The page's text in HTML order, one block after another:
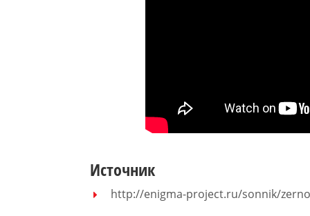
Источник
http://enigma-project.ru/sonnik/zerno